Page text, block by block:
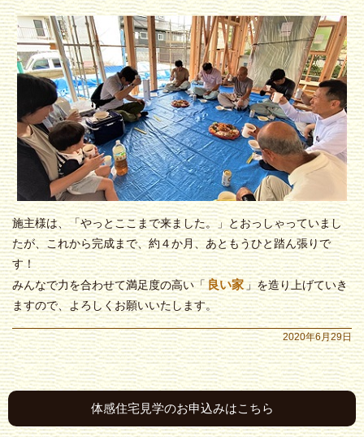
施主様は、「やっとここまで来ました。」とおっしゃっていまし
たが、これから完成まで、約４か月、あともうひと踏ん張りで
す！
みんなで力を合わせて満足度の高い「良い家 」を造り上げていき
ますので、よろしくお願いいたします。
2020年6月29日
体感住宅見学のお申込みはこちら